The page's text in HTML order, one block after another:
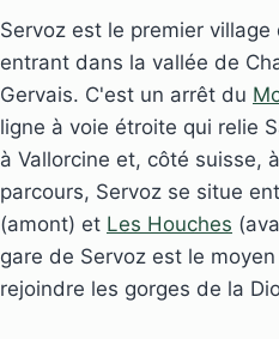
Servoz est le premier
entrant dans la vallée de
Gervais. C'est un arrêt du
ligne à voie étroite qui relie
à Vallorcine et, côté suisse,
parcours, Servoz se situe
(amont) et Les Houches
gare de Servoz est le
rejoindre les gorges de la